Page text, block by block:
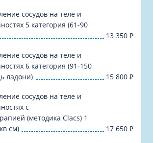
сосудов на теле и
5 категория (61-90
13 350 ₽
сосудов на теле и
6 категория (91-150
ладони)
15 800 ₽
сосудов на теле и
с
(методика Сlacs) 1
см)
17 650 ₽